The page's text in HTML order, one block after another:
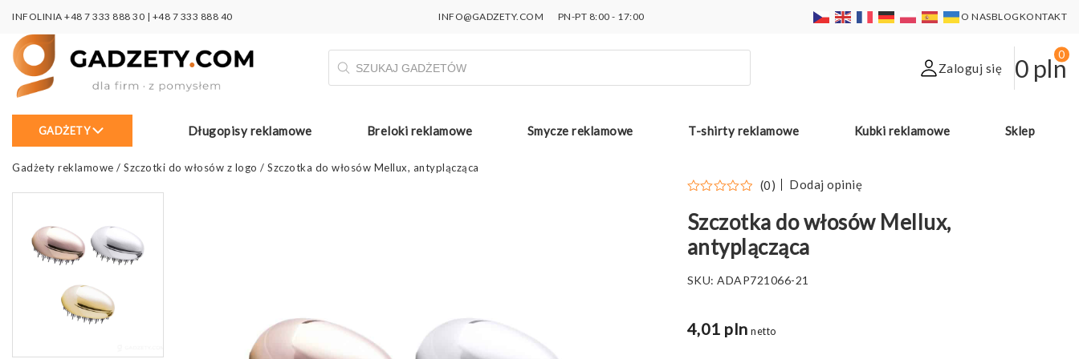
INFOLINIA +48 7 333 888 30 | +48 7 333 888 40 INFO@GADZETY.COM PN-PT 8:00 - 17:00 O NASBLOGKONTAKT
Wyszukiwarka
produktów
Zaloguj się 0 pln
0
GADŻETY Długopisy reklamowe Breloki reklamowe Smycze reklamowe T-shirty reklamowe Kubki reklamowe Sklep
Gadżety reklamowe / Szczotki do włosów z logo / Szczotka do włosów Mellux, antyplącząca
(0) Dodaj opinię
Szczotka do włosów Mellux,
antyplącząca
SKU:ADAP721066-21
4,01 pln netto